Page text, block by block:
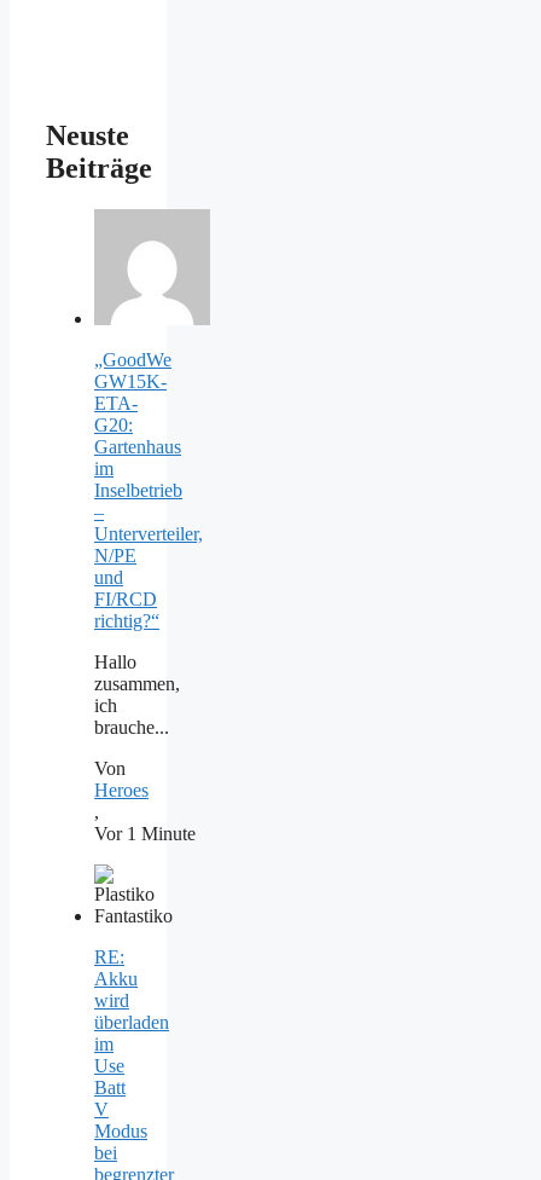
Neuste
Beiträge
„GoodWe
GW15K-
ETA-
G20:
Gartenhaus
im
Inselbetrieb
–
Unterverteiler,
N/PE
und
FI/RCD
richtig?“
Hallo
zusammen,
ich
brauche...
Von
Heroes
,
Vor 1 Minute
RE:
Akku
wird
überladen
im
Use
Batt
V
Modus
bei
begrenzter